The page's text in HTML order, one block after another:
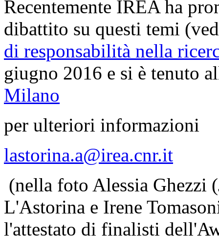
Recentemente IREA ha
dibattito su questi temi
di responsabilità nella
giugno 2016 e si è tenuto
Milano
per ulteriori informazioni
lastorina.a@irea.cnr.it
(nella foto Alessia Ghezzi
L'Astorina e Irene
l'attestato di finalisti